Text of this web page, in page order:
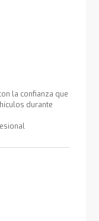
la confianza que
durante